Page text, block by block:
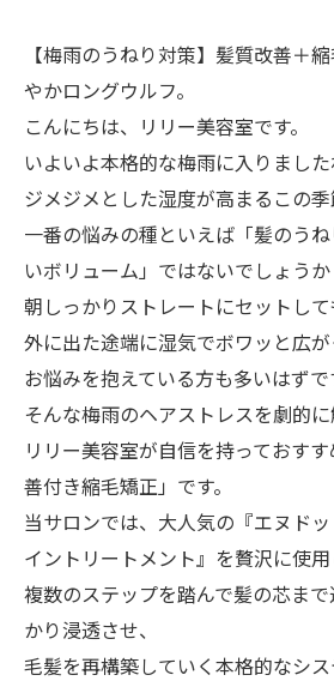
【梅雨のうねり対策】髪質改善＋
やかロングウルフ。
こんにちは、リリー美容室です。
いよいよ本格的な梅雨に入りました
ジメジメとした湿度が高まるこの季
一番の悩みの種といえば「髪のう
いボリューム」ではないでしょうか
朝しっかりストレートにセットして
外に出た途端に湿気でボワッと広
お悩みを抱えている方も多いはずで
そんな梅雨のヘアストレスを劇的に
リリー美容室が自信を持っておす
善付き縮毛矯正」です。
当サロンでは、大人気の『エヌド
イントリートメント』を贅沢に使用
複数のステップを踏んで髪の芯ま
かり浸透させ、
毛髪を再構築していく本格的なシ